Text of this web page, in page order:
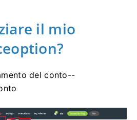
il mio
del conto--